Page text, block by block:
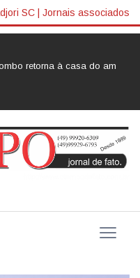
SC | Jornais associados
retorna à casa do amigo Neri